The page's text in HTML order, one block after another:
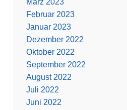
März 2023
Februar 2023
Januar 2023
Dezember 2022
Oktober 2022
September 2022
August 2022
Juli 2022
Juni 2022